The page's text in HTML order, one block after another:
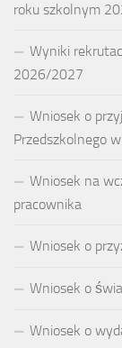
roku szkolnym
Wyniki
2026/2027
Wniosek o
Przedszkolnego
Wniosek na
pracownika
Wniosek o
Wniosek o
Wniosek o